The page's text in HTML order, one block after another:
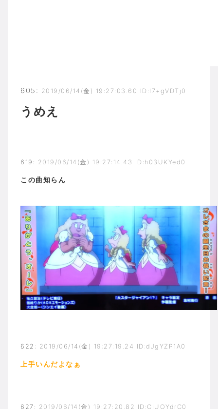
605 : 2019/06/14(金) 19:27:03.60 ID:I7+gVDTj0
うめえ
619 : 2019/06/14(金) 19:27:14.43 ID:h03UKYed0
この曲知らん
622 : 2019/06/14(金) 19:27:19.24 ID:dJgYZP1A0
上手いんだよなぁ
627 : 2019/06/14(金) 19:27:20.82 ID:CjUOYdrC0